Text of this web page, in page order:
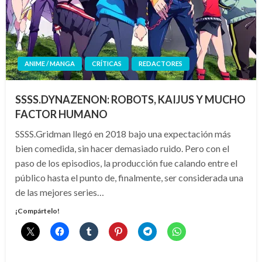
ANIME / MANGA CRÍTICAS REDACTORES
SSSS.DYNAZENON: ROBOTS, KAIJUS Y MUCHO
FACTOR HUMANO
SSSS.Gridman llegó en 2018 bajo una expectación más
bien comedida, sin hacer demasiado ruido. Pero con el
paso de los episodios, la producción fue calando entre el
público hasta el punto de, finalmente, ser considerada una
de las mejores series…
¡Compártelo!